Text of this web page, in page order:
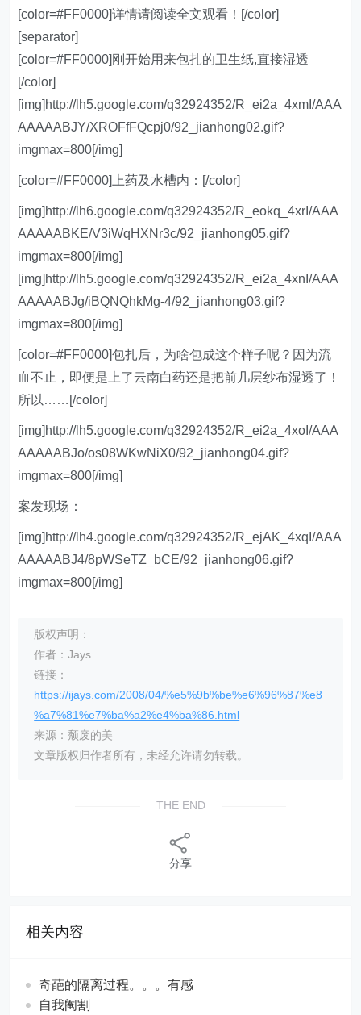
[color=#FF0000]详情请阅读全文观看！[/color]
[separator]
[color=#FF0000]刚开始用来包扎的卫生纸,直接湿透
[/color]
[img]http://lh5.google.com/q32924352/R_ei2a_4xmI/AAA
AAAAABJY/XROFfFQcpj0/92_jianhong02.gif?
imgmax=800[/img]
[color=#FF0000]上药及水槽内：[/color]
[img]http://lh6.google.com/q32924352/R_eokq_4xrI/AAA
AAAAABKE/V3iWqHXNr3c/92_jianhong05.gif?
imgmax=800[/img]
[img]http://lh5.google.com/q32924352/R_ei2a_4xnI/AAA
AAAAABJg/iBQNQhkMg-4/92_jianhong03.gif?
imgmax=800[/img]
[color=#FF0000]包扎后，为啥包成这个样子呢？因为流
血不止，即便是上了云南白药还是把前几层纱布湿透了！
所以……[/color]
[img]http://lh5.google.com/q32924352/R_ei2a_4xoI/AAA
AAAAABJo/os08WKwNiX0/92_jianhong04.gif?
imgmax=800[/img]
案发现场：
[img]http://lh4.google.com/q32924352/R_ejAK_4xqI/AAA
AAAAABJ4/8pWSeTZ_bCE/92_jianhong06.gif?
imgmax=800[/img]
版权声明：
作者：Jays
链接：
https://ijays.com/2008/04/%e5%9b%be%e6%96%87%e8
%a7%81%e7%ba%a2%e4%ba%86.html
来源：颓废的美
文章版权归作者所有，未经允许请勿转载。
THE END
分享
相关内容
奇葩的隔离过程。。。有感
自我阉割